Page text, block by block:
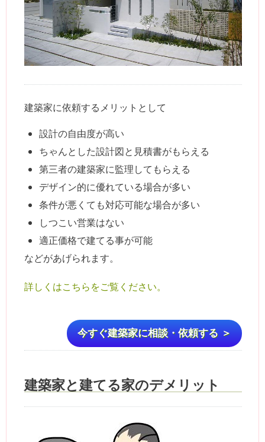
建築家に依頼するメリットとして
設計の自由度が高い
ちゃんとした設計図と見積書がもらえる
第三者の建築家に監理してもらえる
デザイン的に優れている場合が多い
条件が悪くても対応可能な場合が多い
しつこい営業はない
適正価格で建てる事が可能
などがあげられます。
詳しくはこちらをご覧ください。
今すぐ建築家に相談・依頼する ＞
建築家と建てる家のデメリット